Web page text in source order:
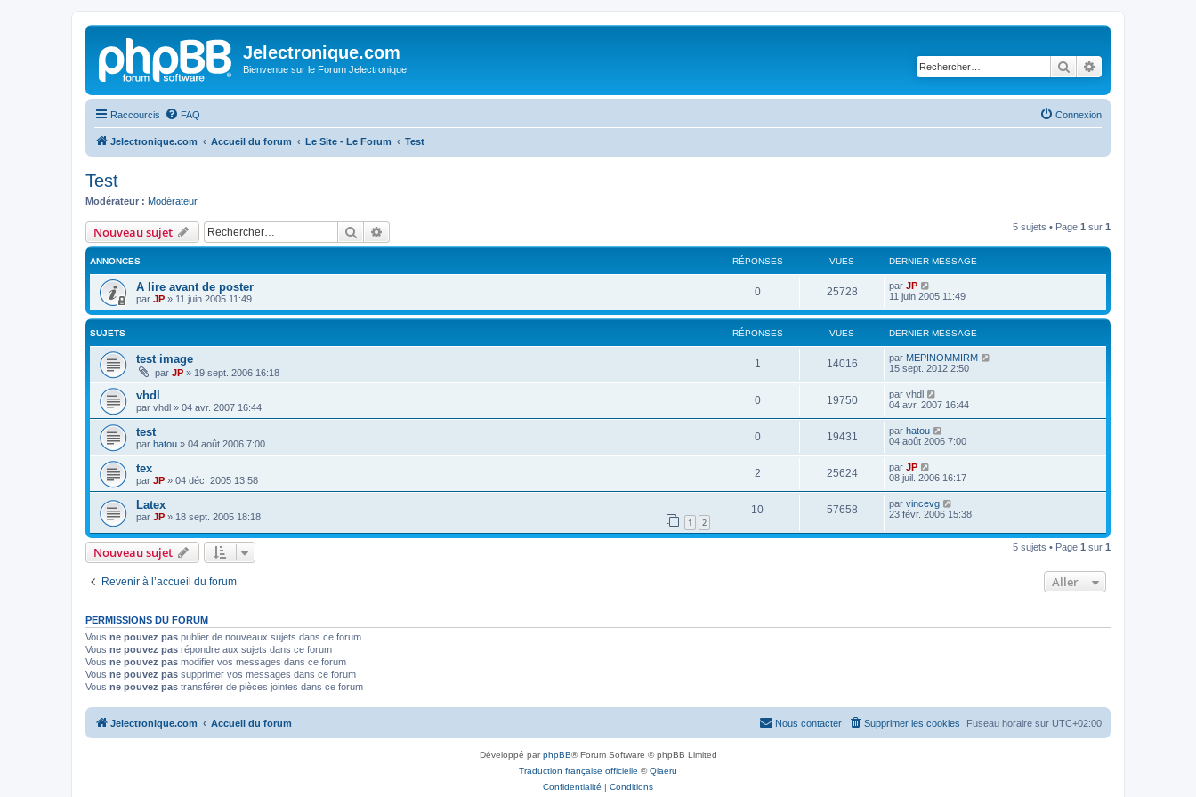
Jelectronique.com
Bienvenue sur le Forum Jelectronique Rechercher
Raccourcis FAQ Connexion
Jelectronique.com Accueil du forum Le Site - Le Forum Test
Test
Modérateur : Modérateur
Nouveau sujet Rechercher 5 sujets • Page 1 sur 1
ANNONCES RÉPONSES VUES DERNIER MESSAGE
A lire avant de poster
par JP » 11 juin 2005 11:49
0 25728 par JP
11 juin 2005 11:49
SUJETS RÉPONSES VUES DERNIER MESSAGE
test image
par JP » 19 sept. 2006 16:18
1 14016 par MEPINOMMIRM
15 sept. 2012 2:50
vhdl
par vhdl » 04 avr. 2007 16:44
0 19750 par vhdl
04 avr. 2007 16:44
test
par hatou » 04 août 2006 7:00
0 19431 par hatou
04 août 2006 7:00
tex
par JP » 04 déc. 2005 13:58
2 25624 par JP
08 juil. 2006 16:17
Latex
par JP » 18 sept. 2005 18:18 1 2
10 57658 par vincevg
23 févr. 2006 15:38
Nouveau sujet 5 sujets • Page 1 sur 1
Revenir à l’accueil du forum Aller
PERMISSIONS DU FORUM
Vous ne pouvez pas publier de nouveaux sujets dans ce forum
Vous ne pouvez pas répondre aux sujets dans ce forum
Vous ne pouvez pas modifier vos messages dans ce forum
Vous ne pouvez pas supprimer vos messages dans ce forum
Vous ne pouvez pas transférer de pièces jointes dans ce forum
Jelectronique.com Accueil du forum Fuseau horaire sur UTC+02:00
Supprimer les cookies
Nous contacter
Développé parphpBB® Forum Software © phpBB Limited
Traduction française officielle ©Qiaeru
Confidentialité | Conditions